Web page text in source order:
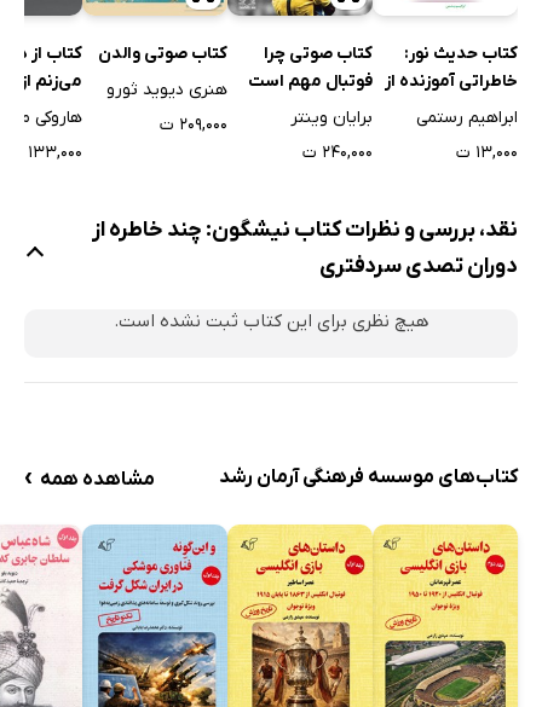
کتاب حدیث نور:
خاطراتی آموزنده از
زندگانی امام خمینی
ابراهیم رستمی
۱۳,۰۰۰ ت
کتاب صوتی چرا
فوتبال مهم است
برایان وینتر
۲۴۰,۰۰۰ ت
کتاب صوتی والدن
هنری دیوید ثورو
۲۰۹,۰۰۰ ت
کتاب از
می‌زنم از
می‌زنم
هاروکی
۱۳۳,۰۰۰ ت
نقد، بررسی و نظرات کتاب نیشگون: چند خاطره از
دوران تصدی سردفتری
هیچ نظری برای این کتاب ثبت نشده است.
کتاب‌های موسسه فرهنگی آرمان رشد مشاهده همه ›